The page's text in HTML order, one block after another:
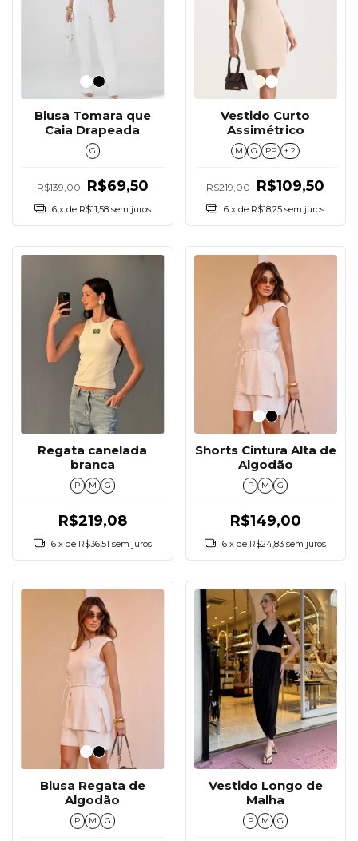
Blusa Tomara que
Caia Drapeada
G
R$139,00 R$69,50
6 x de R$11,58 sem juros
Vestido Curto
Assimétrico
M G PP + 2
R$219,00 R$109,50
6 x de R$18,25 sem juros
Regata canelada
branca
P M G
R$219,08
6 x de R$36,51 sem juros
Shorts Cintura Alta de
Algodão
P M G
R$149,00
6 x de R$24,83 sem juros
Blusa Regata de
Algodão
P M G
Vestido Longo de
Malha
P M G